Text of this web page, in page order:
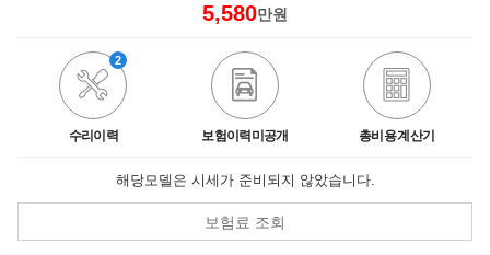
5,580만원
수리이력
2
보험이력미공개 총비용 계산기
해당모델은 시세가 준비되지 않았습니다.
보험료 조회